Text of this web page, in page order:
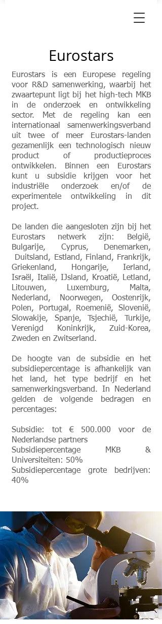
Eurostars
Eurostars is een Europese regeling
voor R&D samenwerking, waarbij het
zwaartepunt ligt bij het high-tech MKB
in de onderzoek en ontwikkeling
sector. Met de regeling kan een
internationaal samenwerkingsverband
uit twee of meer Eurostars-landen
gezamenlijk een technologisch nieuw
product of productieproces
ontwikkelen. Binnen een Eurostars
kunt u subsidie krijgen voor het
industriële onderzoek en/of de
experimentele ontwikkeling in dit
project.
De landen die aangesloten zijn bij het
Eurostars netwerk zijn: België,
Bulgarije, Cyprus, Denemarken,
Duitsland, Estland, Finland, Frankrijk,
Griekenland, Hongarije, Ierland,
Israël, Italië, IJsland, Kroatië, Letland,
Litouwen, Luxemburg, Malta,
Nederland, Noorwegen, Oostenrijk,
Polen, Portugal, Roemenië, Slovenië,
Slowakije, Spanje, Tsjechië, Turkije,
Verenigd Koninkrijk, Zuid-Korea,
Zweden en Zwitserland.
De hoogte van de subsidie en het
subsidiepercentage is afhankelijk van
het land, het type bedrijf en het
samenwerkingsverband. In Nederland
gelden de volgende bedragen en
percentages:
Subsidie: tot € 500.000 voor de
Nederlandse partners
Subsidiepercentage MKB &
Universiteiten: 50%
Subsidiepercentage grote bedrijven:
40%